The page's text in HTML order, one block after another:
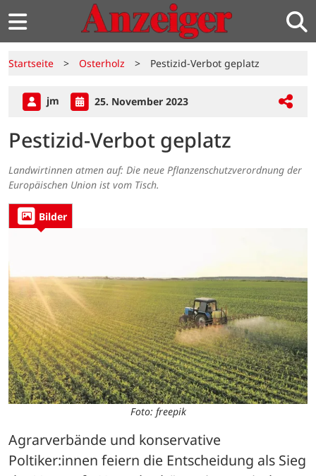
Startseite > Osterholz > Pestizid-Verbot geplatz
jm 25. November 2023
Pestizid-Verbot geplatz
Landwirtinnen atmen auf: Die neue Pflanzenschutzverordnung der
Europäischen Union ist vom Tisch.
Bilder
Foto: freepik
Agrarverbände und konservative
Poltiker:innen feiern die Entscheidung als Sieg